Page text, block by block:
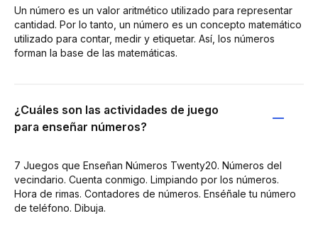
Un número es un valor aritmético utilizado para representar
cantidad. Por lo tanto, un número es un concepto matemático
utilizado para contar, medir y etiquetar. Así, los números
forman la base de las matemáticas.
¿Cuáles son las actividades de juego
para enseñar números?
7 Juegos que Enseñan Números Twenty20. Números del
vecindario. Cuenta conmigo. Limpiando por los números.
Hora de rimas. Contadores de números. Enséñale tu número
de teléfono. Dibuja.